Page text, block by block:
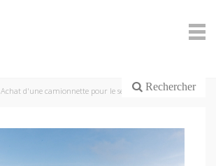
Rechercher
Achat d'une camionnette pour le service technique